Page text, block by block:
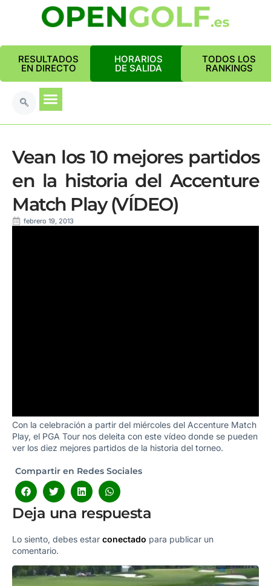
RESULTADOS
EN DIRECTO
HORARIOS
DE SALIDA
TODOS LOS
RANKINGS
Vean los 10 mejores partidos
en la historia del Accenture
Match Play (VÍDEO)
febrero 19, 2013
Con la celebración a partir del miércoles del Accenture Match
Play, el PGA Tour nos deleita con este vídeo donde se pueden
ver los diez mejores partidos de la historia del torneo.
Compartir en Redes Sociales
Deja una respuesta
Lo siento, debes estar conectado para publicar un
comentario.